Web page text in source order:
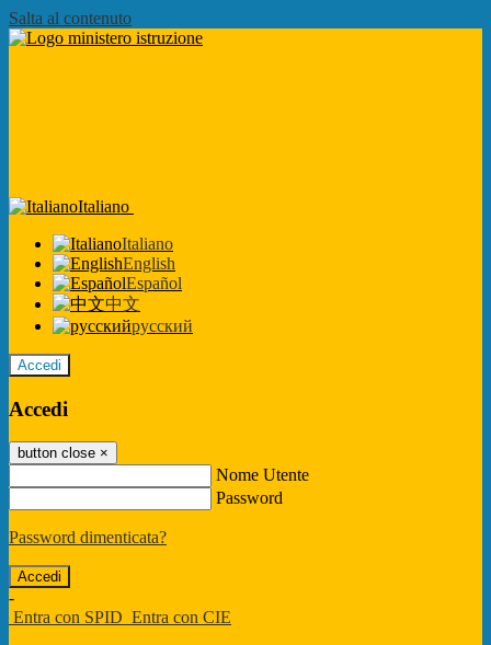
Salta al contenuto
Italiano
Italiano
English
Español
中文
русский
Accedi
Accedi
button close ×
Nome Utente
Password
Password dimenticata?
-
Entra con SPID Entra con CIE